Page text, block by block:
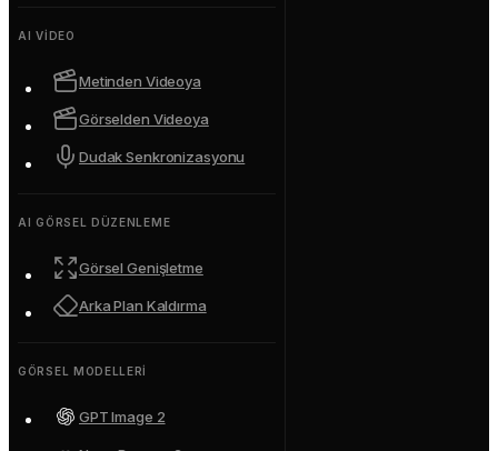
AI VIDEO
Metinden Videoya
Görselden Videoya
Dudak Senkronizasyonu
AI GÖRSEL DÜZENLEME
Görsel Genişletme
Arka Plan Kaldırma
GÖRSEL MODELLERI
GPT Image 2